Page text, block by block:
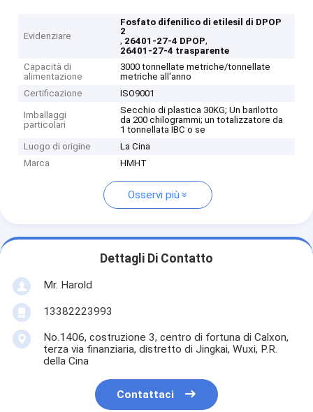
Evidenziare
Fosfato difenilico di etilesil di DPOP
2
, 26401-27-4 DPOP,
26401-27-4 trasparente
Capacità di
alimentazione
3000 tonnellate metriche/tonnellate
metriche all'anno
Certificazione
ISO9001
Imballaggi
particolari
Secchio di plastica 30KG; Un barilotto
da 200 chilogrammi; un totalizzatore da
1 tonnellata IBC o se
Luogo di origine
La Cina
Marca
HMHT
Osservi più
Dettagli Di Contatto
Mr. Harold
13382223993
No.1406, costruzione 3, centro di fortuna di Calxon,
terza via finanziaria, distretto di Jingkai, Wuxi, P.R.
della Cina
Contattaci